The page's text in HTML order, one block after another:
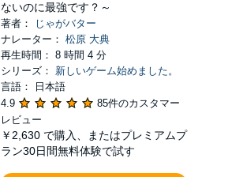
ないのに最強です？～
著者：
じゃがバター
ナレーター： 松原 大典
再生時間： 8 時間 4 分
シリーズ： 新しいゲーム始めました。
言語： 日本語
4.9
85件のカスタマー
レビュー
￥2,630 で購入、またはプレミアムプ
ラン30日間無料体験で試す